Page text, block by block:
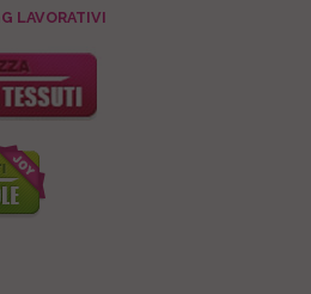
LAVORATIVI